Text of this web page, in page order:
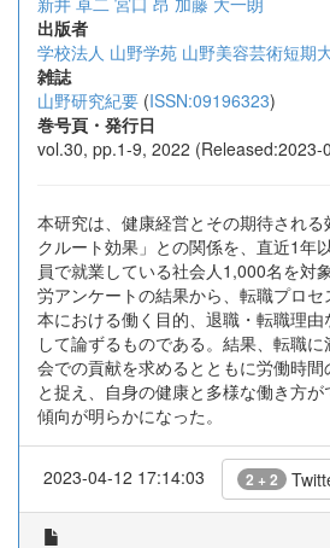
出版者
学校法人 山野学苑 山野美容芸術短期
雑誌
山野研究紀要 (ISSN:09196323)
巻号頁・発行日
vol.30, pp.1-9, 2022 (Released:2023-
本研究は、健康経営とその期待される
クルート効果」との関係を、直近1年
員で就業している社会人1,000名を対
労アンケートの結果から、転職プロ
本における働く目的、退職・転職理
して論ずるものである。結果、転職
会での貢献を求めるとともに労働時
と捉え、自身の健康と多様な働き方
傾向が明らかになった。
2023-04-12 17:14:03 2 + 2